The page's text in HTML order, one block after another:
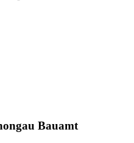
Bauamt